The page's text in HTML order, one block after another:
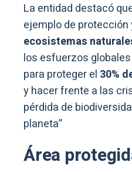
La entidad destacó
ejemplo de protección
ecosistemas
los esfuerzos
para proteger el 30%
y hacer frente a las
pérdida de
planeta”
Área